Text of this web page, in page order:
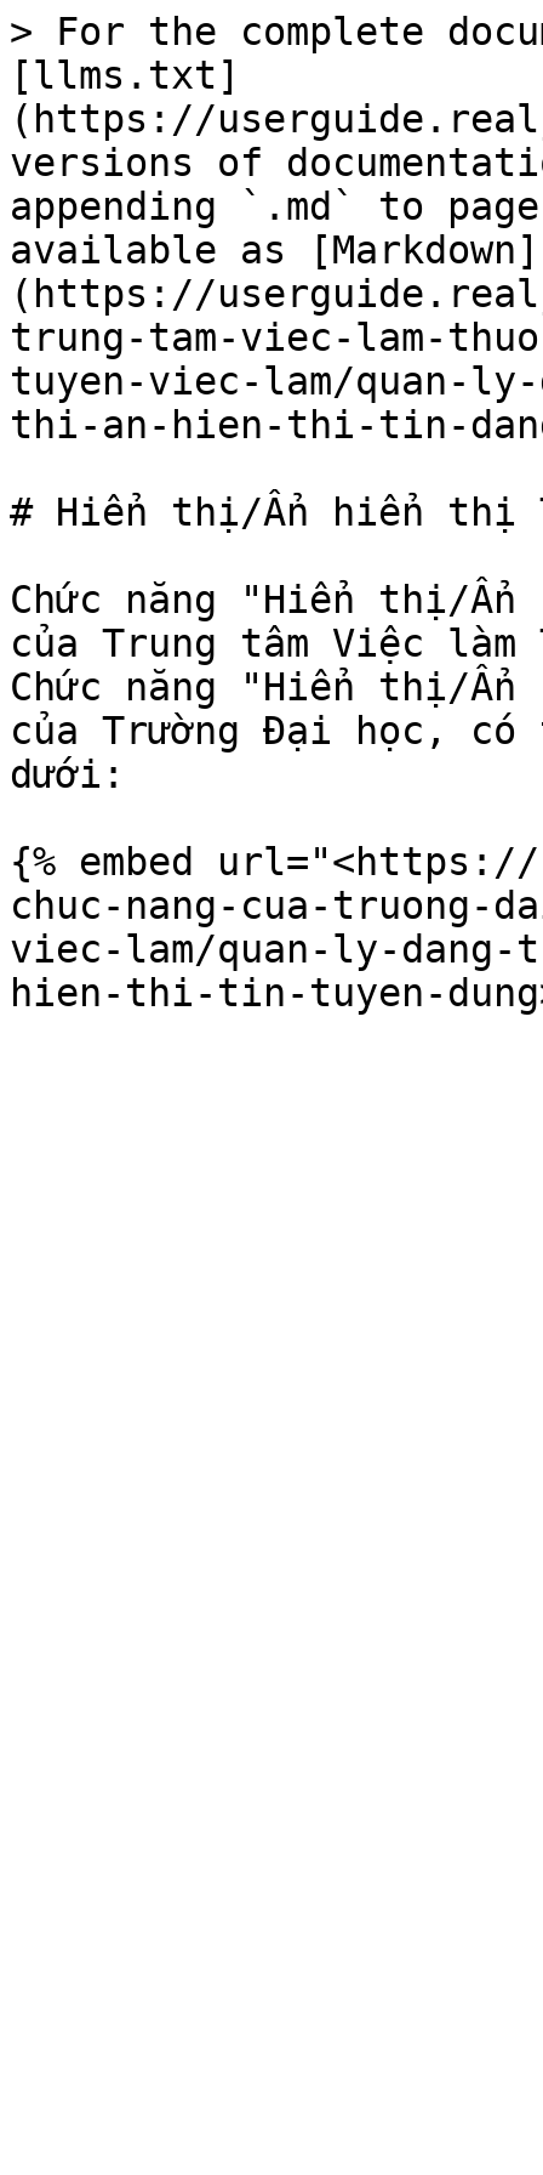
> For the complete
[llms.txt]
(https://
versions of
appending `.md` to
available as [Markdown]
(https://
trung-tam-viec-lam-
tuyen-viec-lam/quan-
thi-an-hien-thi-tin-
# Hiển thị/Ẩn hiển thị
Chức năng "Hiển thị/
của Trung tâm Việc
Chức năng "Hiển thị/
của Trường Đại học,
dưới:
{% embed
chuc-nang-cua-truong-
viec-lam/quan-ly-